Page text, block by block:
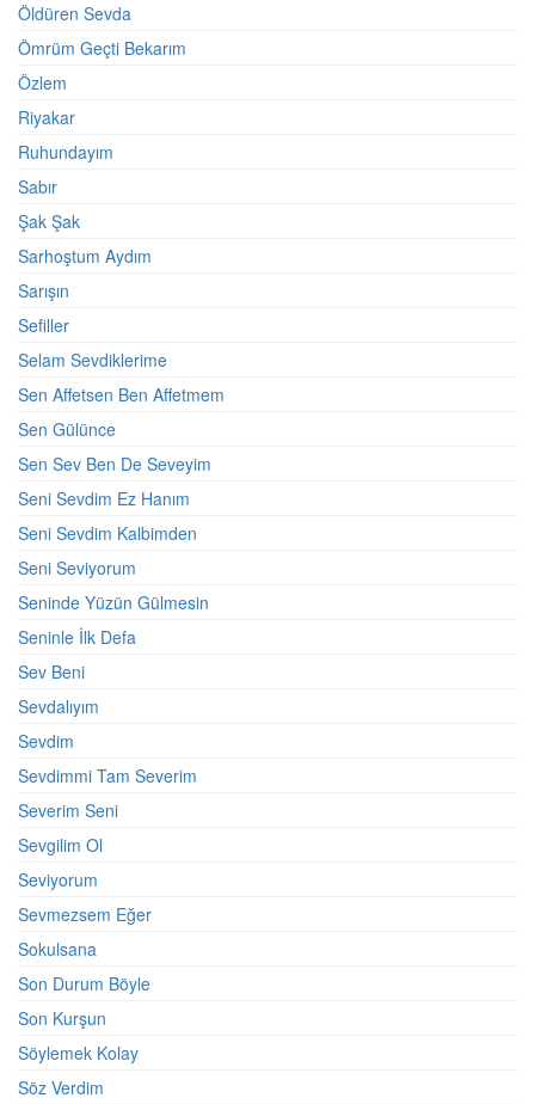
Öldüren Sevda
Ömrüm Geçti Bekarım
Özlem
Riyakar
Ruhundayım
Sabır
Şak Şak
Sarhoştum Aydım
Sarışın
Sefiller
Selam Sevdiklerime
Sen Affetsen Ben Affetmem
Sen Gülünce
Sen Sev Ben De Seveyim
Seni Sevdim Ez Hanım
Seni Sevdim Kalbimden
Seni Seviyorum
Seninde Yüzün Gülmesin
Seninle İlk Defa
Sev Beni
Sevdalıyım
Sevdim
Sevdimmi Tam Severim
Severim Seni
Sevgilim Ol
Seviyorum
Sevmezsem Eğer
Sokulsana
Son Durum Böyle
Son Kurşun
Söylemek Kolay
Söz Verdim